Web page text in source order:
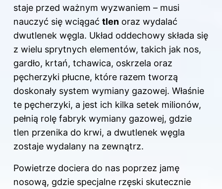
staje przed ważnym wyzwaniem – musi
nauczyć się wciągać tlen oraz wydalać
dwutlenek węgla. Układ oddechowy składa się
z wielu sprytnych elementów, takich jak nos,
gardło, krtań, tchawica, oskrzela oraz
pęcherzyki płucne, które razem tworzą
doskonały system wymiany gazowej. Właśnie
te pęcherzyki, a jest ich kilka setek milionów,
pełnią rolę fabryk wymiany gazowej, gdzie
tlen przenika do krwi, a dwutlenek węgla
zostaje wydalany na zewnątrz.
Powietrze dociera do nas poprzez jamę
nosową, gdzie specjalne rzęski skutecznie